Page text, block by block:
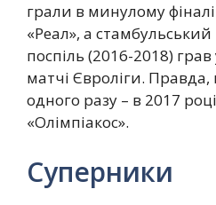
грали в минулому
«Реал», а
поспіль (2016-2018)
матчі Євроліги.
одного разу – в 2017
«Олімпіакос».
Суперники